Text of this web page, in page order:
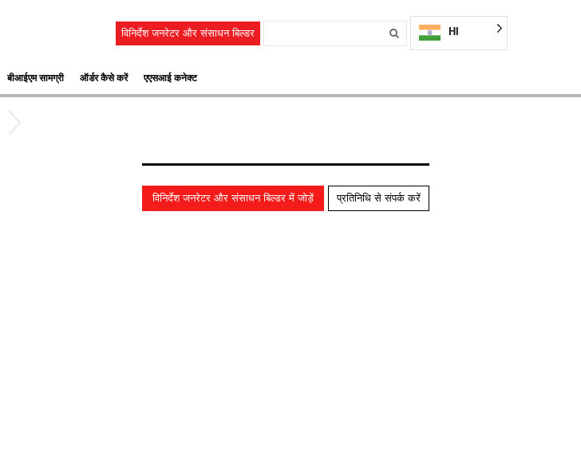
विनिर्देश जनरेटर और संसाधन बिल्डर HI
बीआईएम सामग्री ऑर्डर कैसे करें एएसआई कनेक्ट
विनिर्देश जनरेटर और संसाधन बिल्डर में जोड़ें प्रतिनिधि से संपर्क करें